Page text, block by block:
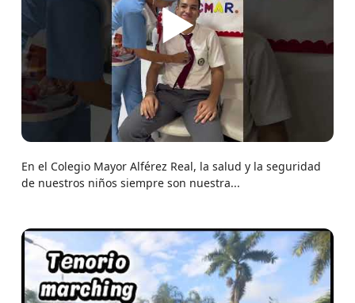
▶
En el Colegio Mayor Alférez Real, la salud y la seguridad
de nuestros niños siempre son nuestra...